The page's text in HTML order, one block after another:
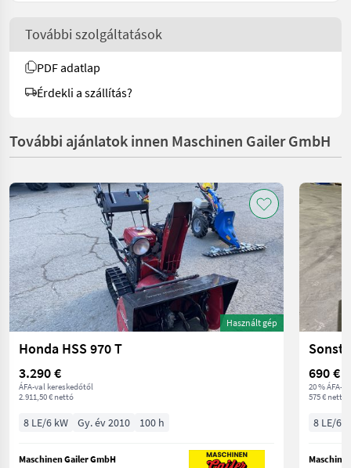
További szolgáltatások
PDF adatlap
Érdekli a szállítás?
További ajánlatok innen Maschinen Gailer GmbH
Használt gép
Honda HSS 970 T
3.290 €
ÁFA-val kereskedőtől
2.911,50 € nettó
8 LE/6 kW Gy. év 2010 100 h
Maschinen Gailer GmbH
690 €
20 % ÁFA-
575 € nettó
8 LE/6